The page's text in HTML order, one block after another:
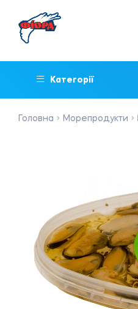
Категорії
Головна Морепродукти